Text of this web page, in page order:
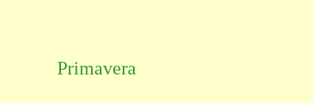
Primavera